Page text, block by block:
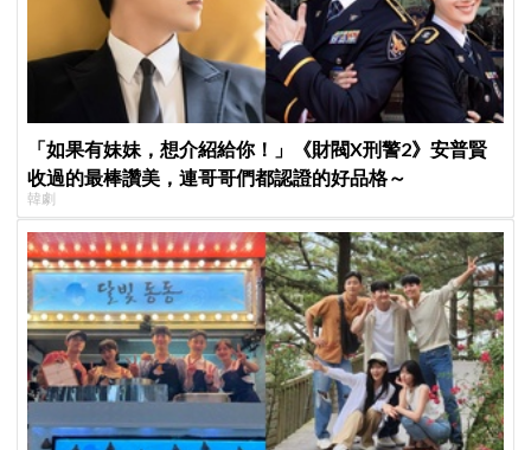
「如果有妹妹，想介紹給你！」《財閥X刑警2》安普賢
收過的最棒讚美，連哥哥們都認證的好品格～
韓劇